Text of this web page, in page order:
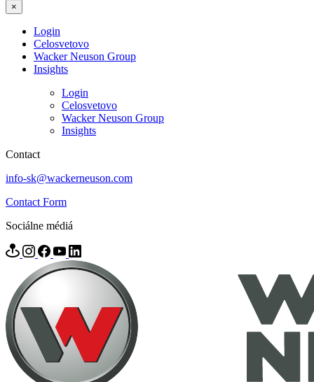
×
Login
Celosvetovo
Wacker Neuson Group
Insights
Login
Celosvetovo
Wacker Neuson Group
Insights
Contact
info-sk@wackerneuson.com
Contact Form
Sociálne médiá